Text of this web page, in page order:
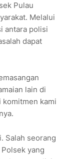
Pulau
Melalui
antara polisi
dapat
lain di
komitmen kami
Salah seorang
yang